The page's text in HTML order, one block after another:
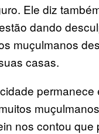
Ele diz
dando
muçulmanos
casas.
permanece
nos contou que